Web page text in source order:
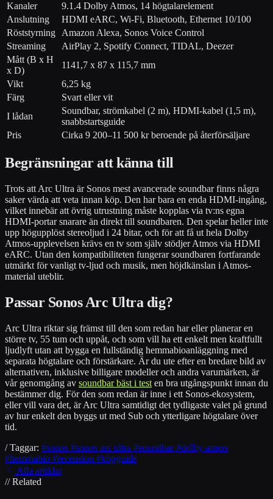
Kanaler
9.1.4 Dolby Atmos, 14 högtalarelement
Anslutning
HDMI eARC, Wi-Fi, Bluetooth, Ethernet 10/100
Röststyrning
Amazon Alexa, Sonos Voice Control
Streaming
AirPlay 2, Spotify Connect, TIDAL, Deezer
Mått (B x H
x D)
1141,7 x 87 x 115,7 mm
Vikt
6,25 kg
Färg
Svart eller vit
I lådan
Soundbar, strömkabel (2 m), HDMI-kabel (1,5 m),
snabbstartsguide
Pris
Cirka 9 200–11 500 kr beroende på återförsäljare
Begränsningar att känna till
Trots att Arc Ultra är Sonos mest avancerade soundbar finns några
saker värda att veta innan köp. Den har bara en enda HDMI-ingång,
vilket innebär att övrig utrustning måste kopplas via tv:ns egna
HDMI-portar snarare än direkt till soundbaren. Den spelar heller inte
upp högupplöst stereoljud i 24 bitar, och för att få ut hela Dolby
Atmos-upplevelsen krävs en tv som själv stödjer Atmos via HDMI
eARC. Utan den kompatibiliteten fungerar soundbaren fortfarande
utmärkt för vanligt tv-ljud och musik, men höjdkänslan i Atmos-
material uteblir.
Passar Sonos Arc Ultra dig?
Arc Ultra riktar sig främst till den som redan har eller planerar en
större tv, 55 tum och uppåt, och som vill ha ett enkelt men kraftfullt
ljudlyft utan att bygga en fullständig hemmabioanläggning med
separata högtalare och förstärkare. Är du ute efter en bredare bild av
alternativen, inklusive billigare modeller och andra varumärken, är
vår genomgång av soundbar bäst i test en bra utgångspunkt innan du
bestämmer dig. För den som redan är inne i ett Sonos-ekosystem,
eller vill vara det, är Arc Ultra samtidigt det tydligaste valet på grund
av hur enkelt den byggs ut med Sub och ytterligare högtalare över
tid.
/ Taggar: #sonos #sonos arc ultra #soundbar#dolby atmos
#hemmabio #recension #köpguide
Alla artiklar
// Related